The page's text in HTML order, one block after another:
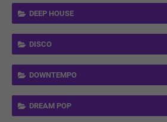
DEEP HOUSE
DISCO
DOWNTEMPO
DREAM POP